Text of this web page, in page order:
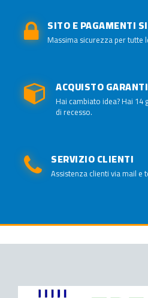
SITO E PAGAMENTI
Massima sicurezza per tutte
ACQUISTO
Hai cambiato idea? Hai
di recesso.
SERVIZIO CLIENTI
Assistenza clienti via mail e